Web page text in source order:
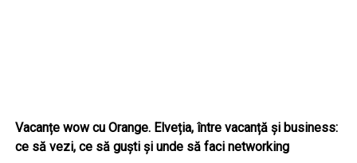
Vacanțe wow cu Orange. Elveția, între vacanță și business:
ce să vezi, ce să guști și unde să faci networking